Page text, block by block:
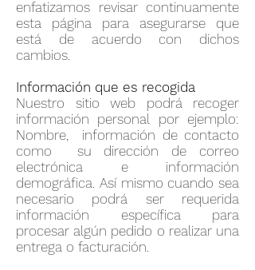
enfatizamos revisar continuamente
esta página para asegurarse que
está de acuerdo con dichos
cambios.
Información que es recogida
Nuestro sitio web podrá recoger
información personal por ejemplo:
Nombre, información de contacto
como su dirección de correo
electrónica e información
demográfica. Así mismo cuando sea
necesario podrá ser requerida
información específica para
procesar algún pedido o realizar una
entrega o facturación.